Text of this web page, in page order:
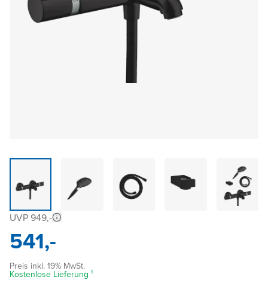
UVP 949,-
541,-
Preis inkl. 19% MwSt.
Kostenlose Lieferung ¹